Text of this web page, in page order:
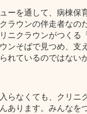
ーを通して、病棟保
ラウンの伴走者なの
ニクラウンがつくる
ンそばで見つめ、支
れているのではない
らなくても、クリニ
あります。みんなを